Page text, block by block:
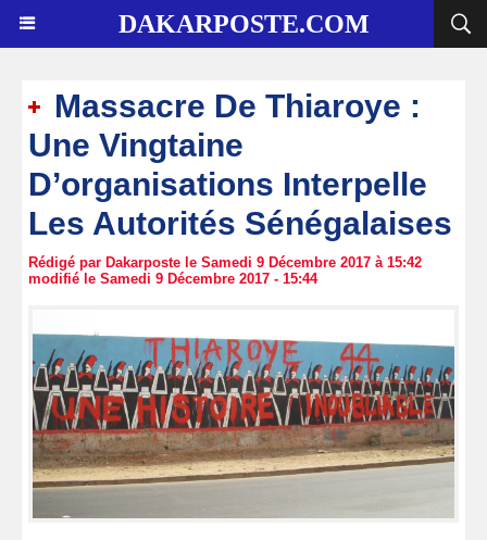
DAKARPOSTE.COM
Massacre De Thiaroye :
Une Vingtaine
D’organisations Interpelle
Les Autorités Sénégalaises
Rédigé par Dakarposte le Samedi 9 Décembre 2017 à 15:42
modifié le Samedi 9 Décembre 2017 - 15:44